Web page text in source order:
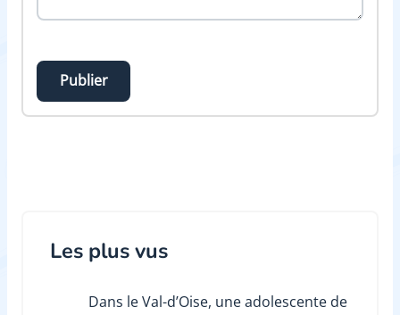
Publier
Les plus vus
Dans le Val-d’Oise, une adolescente de